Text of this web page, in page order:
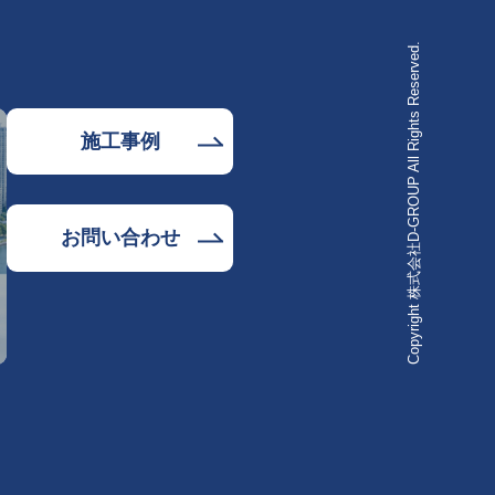
施工事例
お問い合わせ Copyright 株式会社D-GROUP All Rights Reserved.